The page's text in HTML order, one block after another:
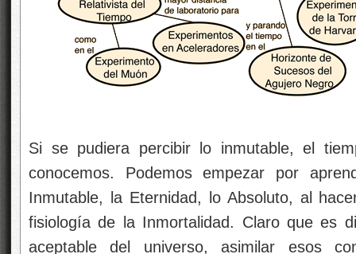
Si se pudiera percibir lo inmutable, el
conocemos. Podemos empezar por
Inmutable, la Eternidad, lo Absoluto, al
fisiología de la Inmortalidad. Claro que es
aceptable del universo, asimilar esos